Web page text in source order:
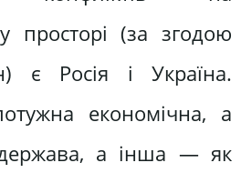
просторі (за згодою
є Росія і Україна.
економічна, а
а інша — як